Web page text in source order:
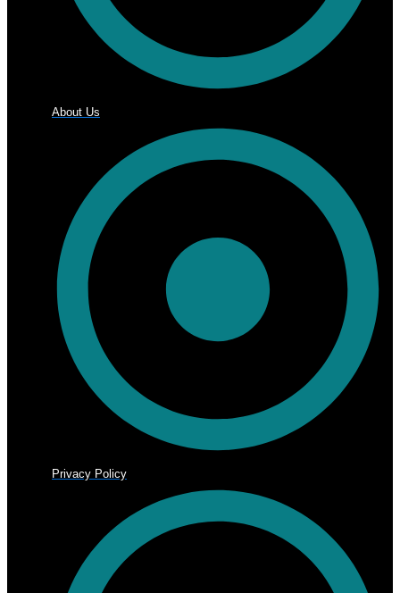
About Us
Privacy Policy